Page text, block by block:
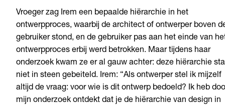
Vroeger zag Irem een bepaalde hiërarchie in het
ontwerpproces, waarbij de architect of ontwerper boven
gebruiker stond, en de gebruiker pas aan het einde van
ontwerpproces erbij werd betrokken. Maar tijdens haar
onderzoek kwam ze er al gauw achter: deze hiërarchie
niet in steen gebeiteld. Irem: “Als ontwerper stel ik mijzelf
altijd de vraag: voor wie is dit ontwerp bedoeld? Ik heb
mijn onderzoek ontdekt dat je de hiërarchie van design in